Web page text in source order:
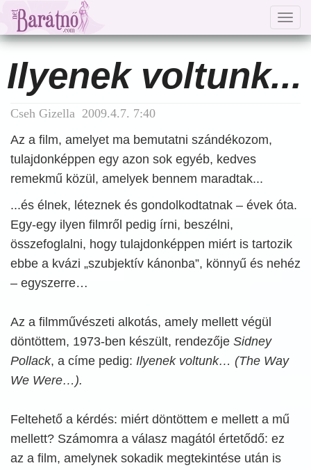
Ilyenek voltunk...
Cseh Gizella 2009.4.7. 7:40
Az a film, amelyet ma bemutatni szándékozom,
tulajdonképpen egy azon sok egyéb, kedves
remekmű közül, amelyek bennem maradtak...
...és élnek, léteznek és gondolkodtatnak – évek óta.
Egy-egy ilyen filmről pedig írni, beszélni,
összefoglalni, hogy tulajdonképpen miért is tartozik
ebbe a kvázi „szubjektív kánonba”, könnyű és nehéz
– egyszerre…
Az a filmművészeti alkotás, amely mellett végül
döntöttem, 1973-ben készült, rendezője Sidney
Pollack, a címe pedig: Ilyenek voltunk… (The Way
We Were…).
Feltehető a kérdés: miért döntöttem e mellett a mű
mellett? Számomra a válasz magától értetődő: ez
az a film, amelynek sokadik megtekintése után is